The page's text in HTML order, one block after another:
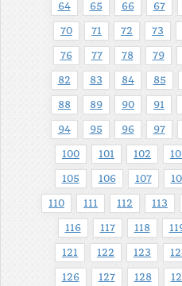
64 65 66 67
70 71 72 73
76 77 78 79
82 83 84 85
88 89 90 91
94 95 96 97
100 101 102
105 106 107
110 111 112 113
116 117 118
121 122 123
126 127 128